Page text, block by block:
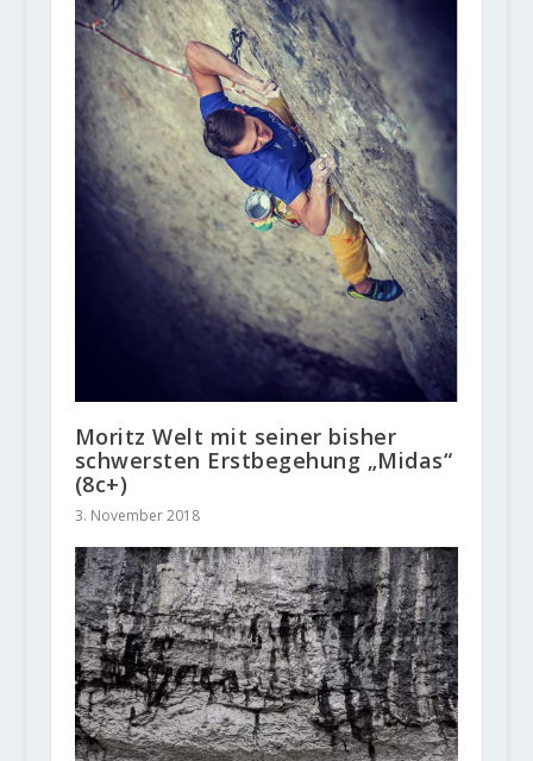
Moritz Welt mit seiner bisher
schwersten Erstbegehung „Midas“
(8c+)
3. November 2018